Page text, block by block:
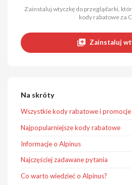
Zainstaluj wtyczkę do przeglądarki,
kody rabatowe za
Zainstaluj
Na skróty
Wszystkie kody rabatowe i promocje
Najpopularniejsze kody rabatowe
Informacje o Alpinus
Najczęściej zadawane pytania
Co warto wiedzieć o Alpinus?